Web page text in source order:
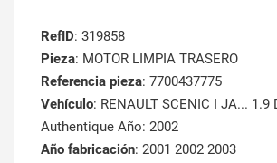
RefID: 319858
Pieza: MOTOR LIMPIA TRASERO
Referencia pieza: 7700437775
Vehículo: RENAULT SCENIC I JA... 1.9
Authentique Año: 2002
Año fabricación: 2001 2002 2003